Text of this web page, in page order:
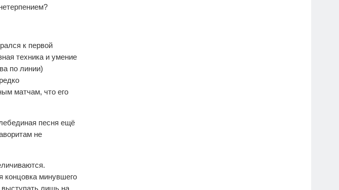
к первой
техника и умение
по линии)
матчам, что его
песня ещё
не
концовка минувшего
выступать лишь на